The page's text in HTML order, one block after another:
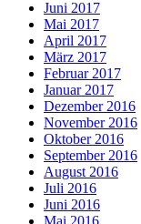
Juni 2017
Mai 2017
April 2017
März 2017
Februar 2017
Januar 2017
Dezember 2016
November 2016
Oktober 2016
September 2016
August 2016
Juli 2016
Juni 2016